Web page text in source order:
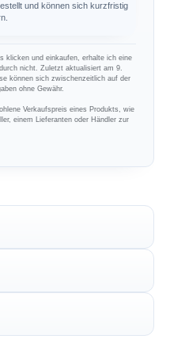
und können sich kurzfristig
klicken und einkaufen, erhalte ich eine
nicht. Zuletzt aktualisiert am 9.
können sich zwischenzeitlich auf der
ohne Gewähr.
Verkaufspreis eines Produkts, wie
einem Lieferanten oder Händler zur